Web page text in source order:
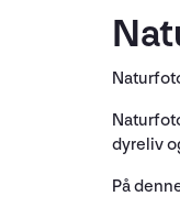
dyreliv
På